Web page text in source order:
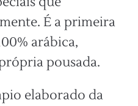
É a primeira
arábica,
pousada.
elaborado da